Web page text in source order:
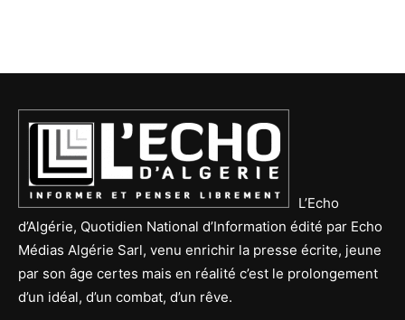
L’Echo
d’Algérie, Quotidien National d’Information édité par Echo
Médias Algérie Sarl, venu enrichir la presse écrite, jeune
par son âge certes mais en réalité c’est le prolongement
d’un idéal, d’un combat, d’un rêve.